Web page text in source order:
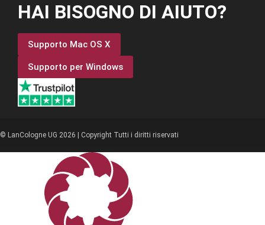
HAI BISOGNO DI AIUTO?
Supporto Mac OS X
Supporto per Windows
© LanCologne UG 2026 | Copyright Tutti i diritti riservati